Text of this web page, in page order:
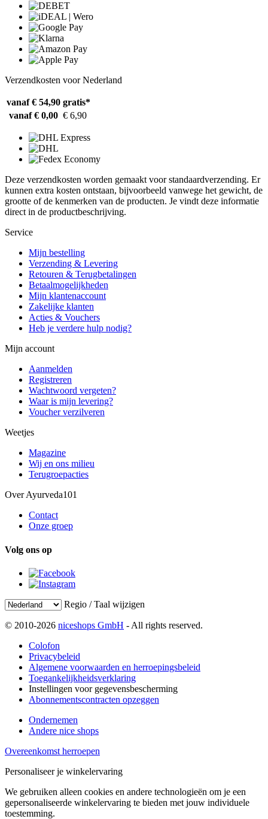
Verzendkosten voor Nederland
vanaf € 54,90 gratis*
vanaf € 0,00 € 6,90
Deze verzendkosten worden gemaakt voor standaardverzending. Er
kunnen extra kosten ontstaan, bijvoorbeeld vanwege het gewicht, de
grootte of de kenmerken van de producten. Je vindt deze informatie
direct in de productbeschrijving.
Service
Mijn bestelling
Verzending & Levering
Retouren & Terugbetalingen
Betaalmogelijkheden
Mijn klantenaccount
Zakelijke klanten
Acties & Vouchers
Heb je verdere hulp nodig?
Mijn account
Aanmelden
Registreren
Wachtwoord vergeten?
Waar is mijn levering?
Voucher verzilveren
Weetjes
Magazine
Wij en ons milieu
Terugroepacties
Over Ayurveda101
Contact
Onze groep
Volg ons op
Regio / Taal wijzigen
© 2010-2026 niceshops GmbH - All rights reserved.
Colofon
Privacybeleid
Algemene voorwaarden en herroepingsbeleid
Toegankelijkheidsverklaring
Instellingen voor gegevensbescherming
Abonnementscontracten opzeggen
Ondernemen
Andere nice shops
Overeenkomst herroepen
Personaliseer je winkelervaring
We gebruiken alleen cookies en andere technologieën om je een
gepersonaliseerde winkelervaring te bieden met jouw individuele
toestemming.